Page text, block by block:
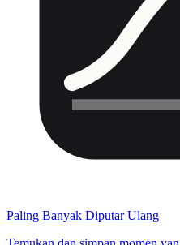
Paling Banyak Diputar Ulang